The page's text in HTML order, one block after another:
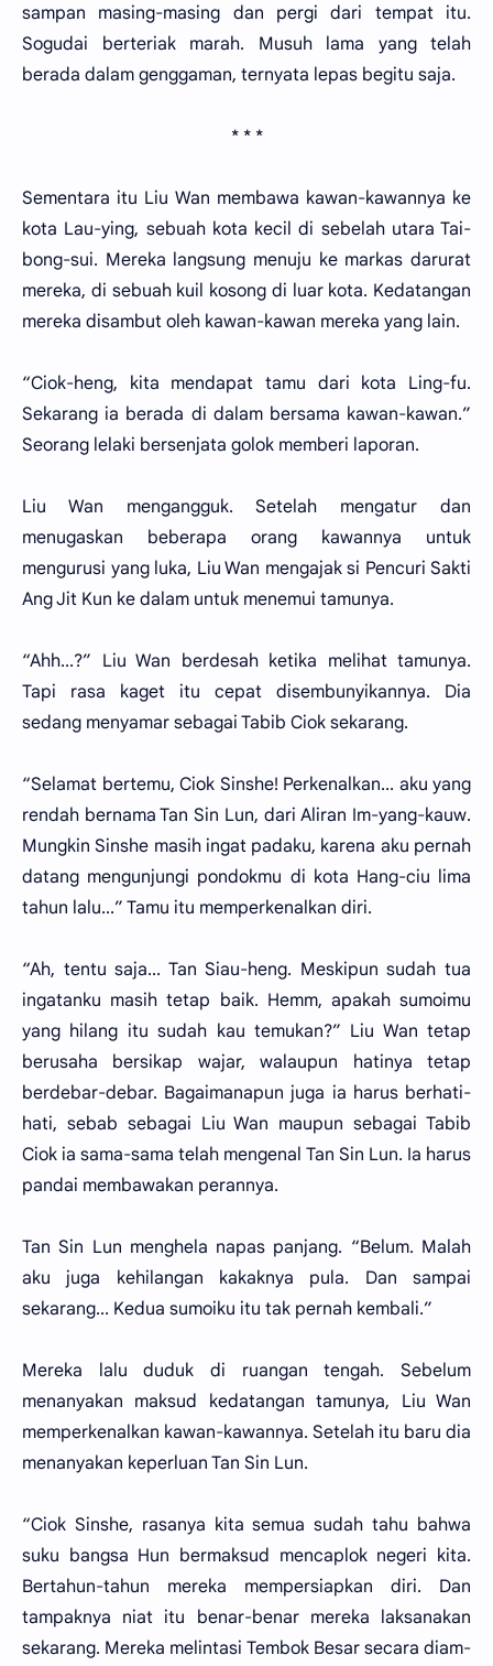
sampan masing-masing dan pergi dari tempat itu.
Sogudai berteriak marah. Musuh lama yang telah
berada dalam genggaman, ternyata lepas begitu saja.
* * *
Sementara itu Liu Wan membawa kawan-kawannya ke
kota Lau-ying, sebuah kota kecil di sebelah utara Tai-
bong-sui. Mereka langsung menuju ke markas darurat
mereka, di sebuah kuil kosong di luar kota. Kedatangan
mereka disambut oleh kawan-kawan mereka yang lain.
“Ciok-heng, kita mendapat tamu dari kota Ling-fu.
Sekarang ia berada di dalam bersama kawan-kawan.”
Seorang lelaki bersenjata golok memberi laporan.
Liu Wan mengangguk. Setelah mengatur dan
menugaskan beberapa orang kawannya untuk
mengurusi yang luka, Liu Wan mengajak si Pencuri Sakti
Ang Jit Kun ke dalam untuk menemui tamunya.
“Ahh...?” Liu Wan berdesah ketika melihat tamunya.
Tapi rasa kaget itu cepat disembunyikannya. Dia
sedang menyamar sebagai Tabib Ciok sekarang.
“Selamat bertemu, Ciok Sinshe! Perkenalkan... aku yang
rendah bernama Tan Sin Lun, dari Aliran Im-yang-kauw.
Mungkin Sinshe masih ingat padaku, karena aku pernah
datang mengunjungi pondokmu di kota Hang-ciu lima
tahun lalu...” Tamu itu memperkenalkan diri.
“Ah, tentu saja... Tan Siau-heng. Meskipun sudah tua
ingatanku masih tetap baik. Hemm, apakah sumoimu
yang hilang itu sudah kau temukan?” Liu Wan tetap
berusaha bersikap wajar, walaupun hatinya tetap
berdebar-debar. Bagaimanapun juga ia harus berhati-
hati, sebab sebagai Liu Wan maupun sebagai Tabib
Ciok ia sama-sama telah mengenal Tan Sin Lun. Ia harus
pandai membawakan perannya.
Tan Sin Lun menghela napas panjang. “Belum. Malah
aku juga kehilangan kakaknya pula. Dan sampai
sekarang... Kedua sumoiku itu tak pernah kembali.”
Mereka lalu duduk di ruangan tengah. Sebelum
menanyakan maksud kedatangan tamunya, Liu Wan
memperkenalkan kawan-kawannya. Setelah itu baru dia
menanyakan keperluan Tan Sin Lun.
“Ciok Sinshe, rasanya kita semua sudah tahu bahwa
suku bangsa Hun bermaksud mencaplok negeri kita.
Bertahun-tahun mereka mempersiapkan diri. Dan
tampaknya niat itu benar-benar mereka laksanakan
sekarang. Mereka melintasi Tembok Besar secara diam-